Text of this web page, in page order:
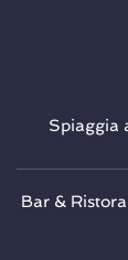
Spiaggia
Bar &